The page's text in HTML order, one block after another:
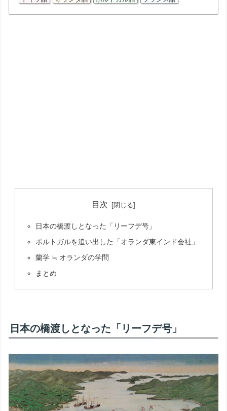
目次
日本の橋渡しとなった「リーフデ号」
ポルトガルを追い出した「オランダ東インド会社」
蘭学 ≒ オランダの学問
まとめ
日本の橋渡しとなった「リーフデ号」